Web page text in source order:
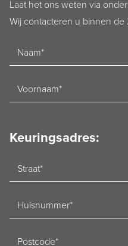
Laat het ons weten via
Wij contacteren u binnen de
Naam
Voornaam
Keuringsadres:
Straat
Huisnummer
Postcode